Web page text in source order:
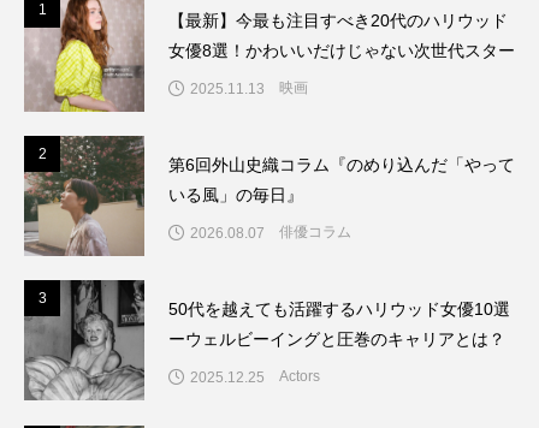
1
【最新】今最も注目すべき20代のハリウッド
女優8選！かわいいだけじゃない次世代スター
2025.11.13 映画
2
第6回外山史織コラム『のめり込んだ「やって
いる風」の毎日』
2026.08.07 俳優コラム
3
50代を越えても活躍するハリウッド女優10選
ーウェルビーイングと圧巻のキャリアとは？
2025.12.25 Actors